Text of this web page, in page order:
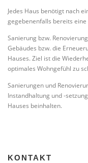
Jedes Haus benötigt nach
gegebenenfalls bereits eine
Sanierung bzw.
Gebäudes bzw. die
Hauses. Ziel ist die
optimales Wohngefühl zu
Sanierungen und
Instandhaltung und -
Hauses beinhalten.
KONTAKT